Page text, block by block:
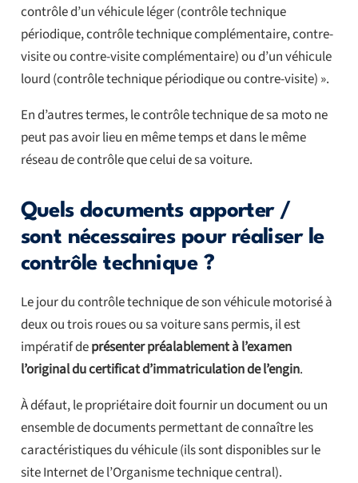
contrôle d’un véhicule léger (contrôle technique
périodique, contrôle technique complémentaire, contre-
visite ou contre-visite complémentaire) ou d’un véhicule
lourd (contrôle technique périodique ou contre-visite) ».
En d’autres termes, le contrôle technique de sa moto ne
peut pas avoir lieu en même temps et dans le même
réseau de contrôle que celui de sa voiture.
Quels documents apporter /
sont nécessaires pour réaliser le
contrôle technique ?
Le jour du contrôle technique de son véhicule motorisé à
deux ou trois roues ou sa voiture sans permis, il est
impératif deprésenter préalablement à l’examen
l’original du certificat d’immatriculation de l’engin.
À défaut, le propriétaire doit fournir un document ou un
ensemble de documents permettant de connaître les
caractéristiques du véhicule (ils sont disponibles sur le
site Internet de l’Organisme technique central).